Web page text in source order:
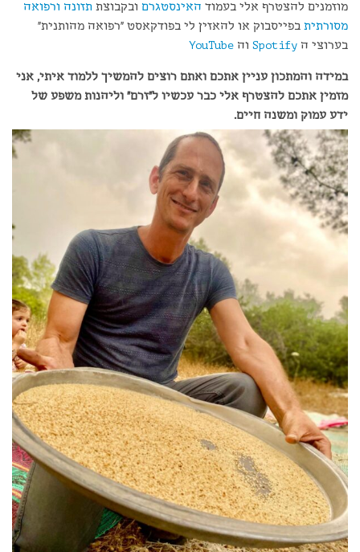
מוזמנים להצטרף אלי בעמוד האינסטגרם ובקבוצת תזונה ורפואה
מסורתית בפייסבוק או להאזין לי בפודקאסט "רפואה מהותנית"
בערוצי ה Spotify וה YouTube
במידה והמתכון עניין אתכם ואתם רוצים להמשיך ללמוד איתי, אני
מזמין אתכם להצטרף אלי כבר עכשיו ל"זרם" וליהנות משפע של
ידע עמוק ומשנה חיים.